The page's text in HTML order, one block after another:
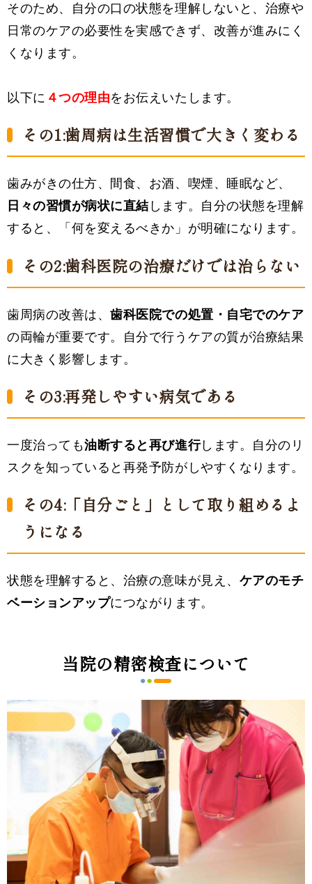
そのため、自分の口の状態を理解しないと、治療や
日常のケアの必要性を実感できず、改善が進みにく
くなります。
以下に ４つの理由をお伝えいたします。
その1:歯周病は生活習慣で大きく変わる
歯みがきの仕方、間食、お酒、喫煙、睡眠など、
日々の習慣が病状に直結 します。自分の状態を理解
すると、「何を変えるべきか」が明確になります。
その2:歯科医院の治療だけでは治らない
歯周病の改善は、歯科医院での処置・自宅でのケア
の両輪が重要です。自分で行うケアの質が治療結果
に大きく影響します。
その3:再発しやすい病気である
一度治っても油断すると再び進行します。自分のリ
スクを知っていると再発予防がしやすくなります。
その4:「自分ごと」として取り組めるよ
うになる
状態を理解すると、治療の意味が見え、 ケアのモチ
ベーションアップにつながります。
当院の精密検査について